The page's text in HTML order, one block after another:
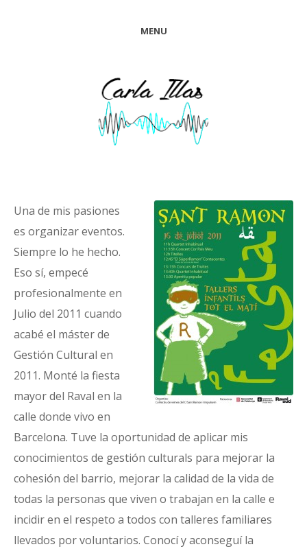
MENU
Una de mis pasiones
es organizar eventos.
Siempre lo he hecho.
Eso sí, empecé
profesionalmente en
Julio del 2011 cuando
acabé el máster de
Gestión Cultural en
2011. Monté la fiesta
mayor del Raval en la
calle donde vivo en
Barcelona. Tuve la oportunidad de aplicar mis
conocimientos de gestión culturals para mejorar la
cohesión del barrio, mejorar la calidad de la vida de
todas la personas que viven o trabajan en la calle e
incidir en el respeto a todos con talleres familiares
llevados por voluntarios. Conocí y aconseguí la